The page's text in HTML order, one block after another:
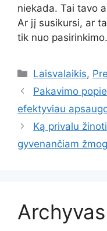
niekada. Tai tavo
Ar jį susikursi, ar
tik nuo pasirinkimo.
Kategorijos
Laisvalaikis,
Pakavimo
efektyviau
Ką privalu
gyvenančiam
Archyvas